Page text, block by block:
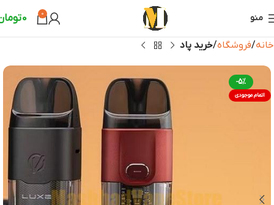
منو 0
0
خانه فروشگاه خرید پاد
-5%
اتمام موجودی